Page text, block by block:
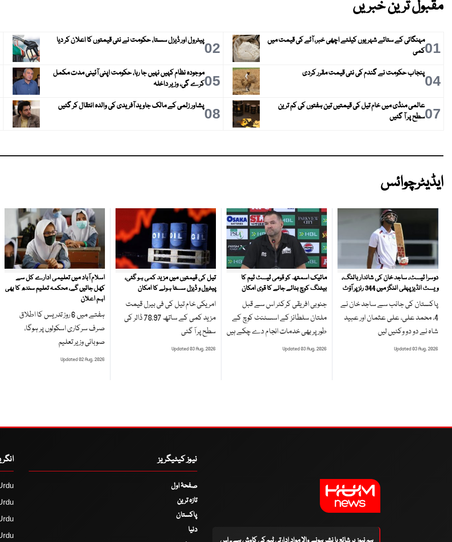
مقبول ترین خبریں
01مہنگائی کے ستائے شہریوں کیلئے اچھی خبر، آٹے کی قیمت میں
کمی
02پیٹرول اور ڈیزل سستا، حکومت نے نئی قیمتوں کا اعلان کر دیا
04پنجاب حکومت نے گندم کی نئی قیمت مقرر کردی 05موجودہ نظام کہیں نہیں جا رہا، حکومت اپنی آئینی مدت مکمل
کرے گی، وزیر داخلہ
07عالمی منڈی میں خام تیل کی قیمتیں تین ہفتوں کی کم ترین
سطح پر آ گئیں
08پشاور زلمی کے مالک جاوید آفریدی کی والدہ انتقال کر گئیں
ایڈیٹرچوائس
دوسرا ٹیسٹ، ساجد خان کی شاندار بالنگ،
ویسٹ انڈیز پہلی اننگز میں 344 رنز پر آؤٹ
پاکستان کی جانب سے ساجد خان نے
4، محمد علی، علی عثمان اور عبید
شاہ نے دو دو وکٹیں لیں
Updated 03 Aug, 2026
مائیک اسمتھ کو قومی ٹیسٹ ٹیم کا
بیٹنگ کوچ بنائے جانے کا قوی امکان
جنوبی افریقی کرکٹر اس سے قبل
ملتان سلطانز کے اسسٹنٹ کوچ کے
طور پر بھی خدمات انجام دے چکے ہیں
Updated 03 Aug, 2026
تیل کی قیمتوں میں مزید کمی ہو گئی،
پیٹرول و ڈیزل سستا ہونے کا امکان
امریکی خام تیل کی فی بیرل قیمت
مزید کمی کے ساتھ 78.97 ڈالر کی
سطح پر آ گئی
Updated 03 Aug, 2026
اسلام آباد میں تعلیمی ادارے کل سے
کھل جائیں گے، محکمہ تعلیم سندھ کا بھی
اہم اعلان
ہفتے میں 6 روز تدریس کا اطلاق
صرف سرکاری اسکولوں پر ہوگا،
صوبائی وزیر تعلیم
Updated 02 Aug, 2026
نیوز کیٹیگریز
صفحۂ اول
تازہ ترین
پاکستان
دنیا